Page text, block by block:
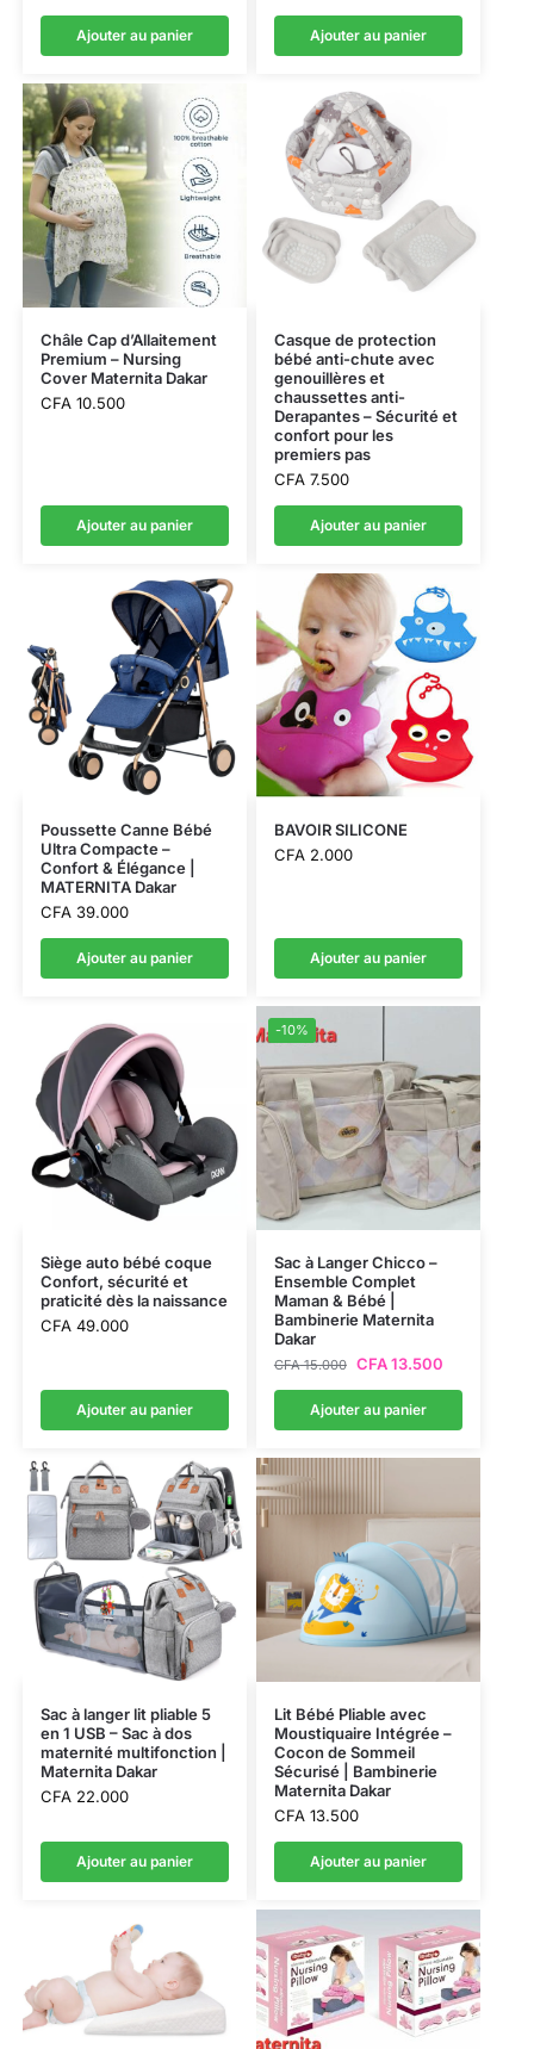
Ajouter au panier Ajouter au panier
Châle Cap d’Allaitement
Premium – Nursing
Cover Maternita Dakar
CFA10.500
Ajouter au panier
Casque de protection
bébé anti-chute avec
genouillères et
chaussettes anti-
Derapantes – Sécurité et
confort pour les
premiers pas
CFA7.500
Ajouter au panier
Poussette Canne Bébé
Ultra Compacte –
Confort & Élégance |
MATERNITA Dakar
CFA39.000
Ajouter au panier
BAVOIR SILICONE
CFA2.000
Ajouter au panier
Siège auto bébé coque
Confort, sécurité et
praticité dès la naissance
CFA49.000
Ajouter au panier
-10%
Sac à Langer Chicco –
Ensemble Complet
Maman & Bébé |
Bambinerie Maternita
Dakar
CFA15.000 CFA13.500
Ajouter au panier
Sac à langer lit pliable 5
en 1 USB – Sac à dos
maternité multifonction |
Maternita Dakar
CFA22.000
Ajouter au panier
Lit Bébé Pliable avec
Moustiquaire Intégrée –
Cocon de Sommeil
Sécurisé | Bambinerie
Maternita Dakar
CFA13.500
Ajouter au panier